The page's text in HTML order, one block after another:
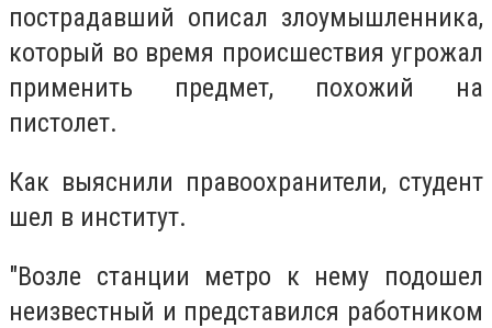
пострадавший описал злоумышленника,
который во время происшествия угрожал
применить предмет, похожий на
пистолет.
Как выяснили правоохранители, студент
шел в институт.
"Возле станции метро к нему подошел
неизвестный и представился работником